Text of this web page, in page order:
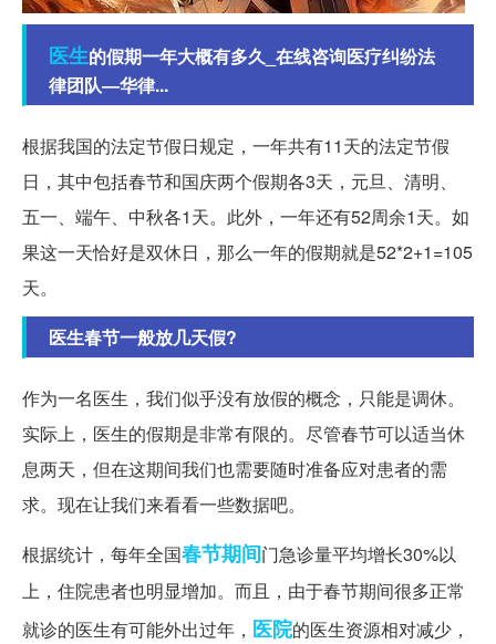
医生的假期一年大概有多久_在线咨询医疗纠纷法
律团队—华律...
根据我国的法定节假日规定，一年共有11天的法定节假
日，其中包括春节和国庆两个假期各3天，元旦、清明、
五一、端午、中秋各1天。此外，一年还有52周余1天。如
果这一天恰好是双休日，那么一年的假期就是52*2+1=105
天。
医生春节一般放几天假?
作为一名医生，我们似乎没有放假的概念，只能是调休。
实际上，医生的假期是非常有限的。尽管春节可以适当休
息两天，但在这期间我们也需要随时准备应对患者的需
求。现在让我们来看看一些数据吧。
根据统计，每年全国春节期间门急诊量平均增长30%以
上，住院患者也明显增加。而且，由于春节期间很多正常
就诊的医生有可能外出过年， 医院的医生资源相对减少，